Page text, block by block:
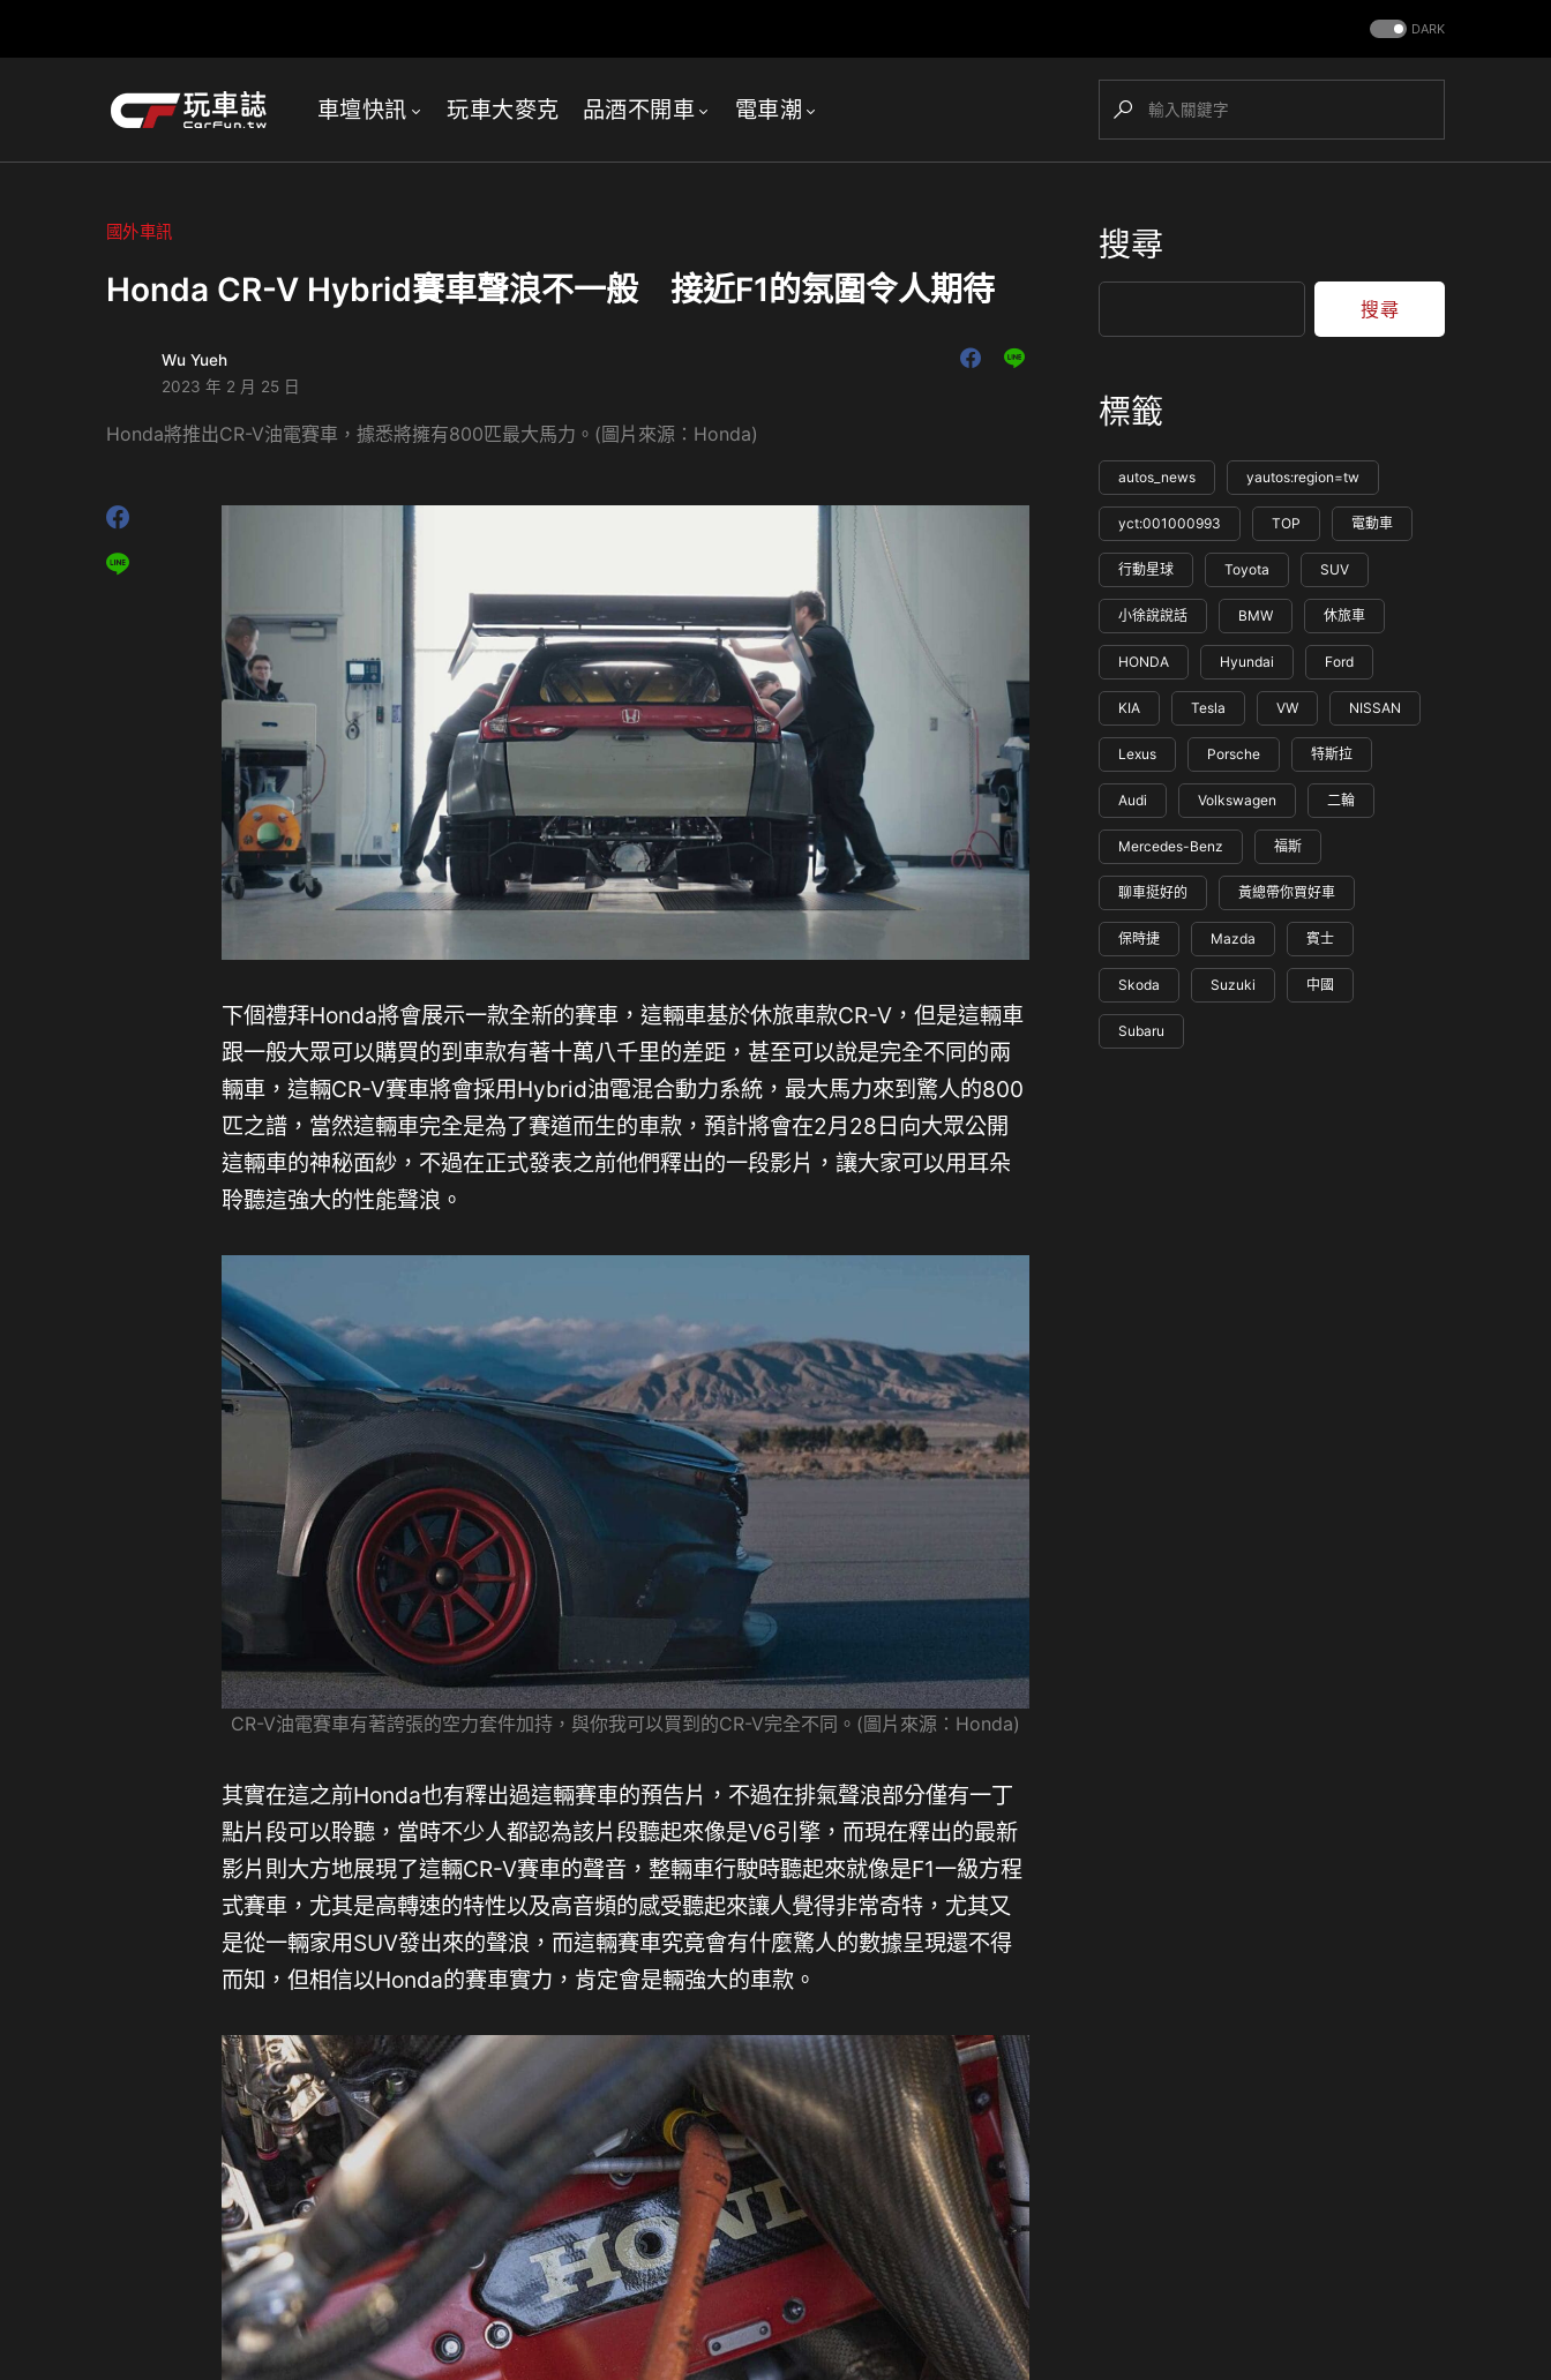
DARK
車壇快訊 玩車大麥克 品酒不開車 電車潮
國外車訊
Honda CR-V Hybrid賽車聲浪不一般 接近F1的氛圍令人期待
Wu Yueh
2023 年 2 月 25 日
Honda將推出CR-V油電賽車，據悉將擁有800匹最大馬力。(圖片來源：Honda)
下個禮拜Honda將會展示一款全新的賽車，這輛車基於休旅車款CR-V，但是這輛車
跟一般大眾可以購買的到車款有著十萬八千里的差距，甚至可以說是完全不同的兩
輛車，這輛CR-V賽車將會採用Hybrid油電混合動力系統，最大馬力來到驚人的800
匹之譜，當然這輛車完全是為了賽道而生的車款，預計將會在2月28日向大眾公開
這輛車的神秘面紗，不過在正式發表之前他們釋出的一段影片，讓大家可以用耳朵
聆聽這強大的性能聲浪。
CR-V油電賽車有著誇張的空力套件加持，與你我可以買到的CR-V完全不同。(圖片來源：Honda)
其實在這之前Honda也有釋出過這輛賽車的預告片，不過在排氣聲浪部分僅有一丁
點片段可以聆聽，當時不少人都認為該片段聽起來像是V6引擎，而現在釋出的最新
影片則大方地展現了這輛CR-V賽車的聲音，整輛車行駛時聽起來就像是F1一級方程
式賽車，尤其是高轉速的特性以及高音頻的感受聽起來讓人覺得非常奇特，尤其又
是從一輛家用SUV發出來的聲浪，而這輛賽車究竟會有什麼驚人的數據呈現還不得
而知，但相信以Honda的賽車實力，肯定會是輛強大的車款。
搜尋
搜尋
標籤
autos_news yautos:region=tw
yct:001000993 TOP 電動車
行動星球 Toyota SUV
小徐說說話 BMW 休旅車
HONDA Hyundai Ford
KIA Tesla VW NISSAN
Lexus Porsche 特斯拉
Audi Volkswagen 二輪
Mercedes-Benz 福斯
聊車挺好的 黃總帶你買好車
保時捷 Mazda 賓士
Skoda Suzuki 中國
Subaru